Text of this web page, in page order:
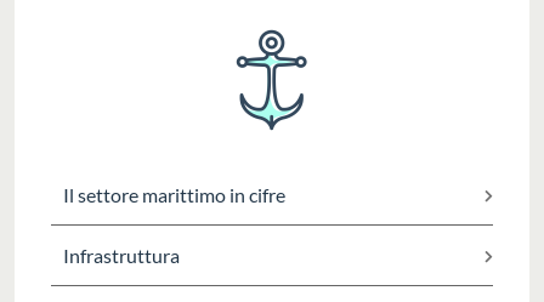
Il settore marittimo in cifre
Infrastruttura